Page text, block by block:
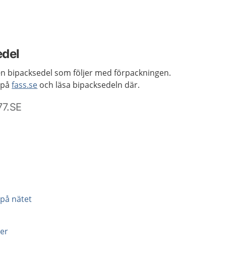
bipacksedel som följer med förpackningen.
påfass.se och läsa bipacksedeln där.
nätet